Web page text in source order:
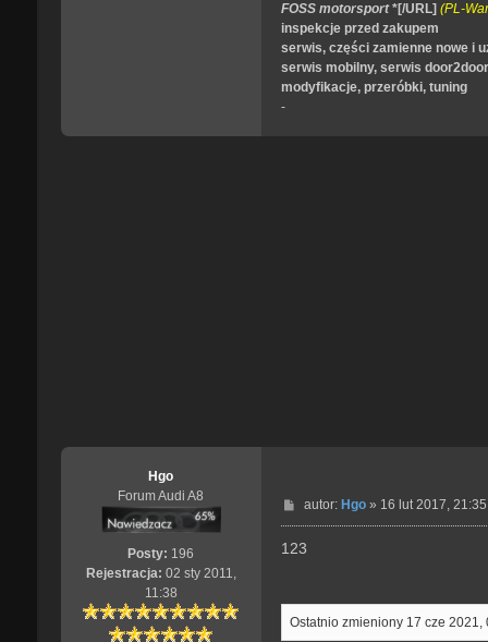
FOSS motorsport*[/URL] (PL-
inspekcje przed zakupem
serwis, części zamienne nowe i
serwis mobilny, serwis door2door
modyfikacje, przeróbki, tuning
-
Hgo
Forum Audi A8
Posty: 196
Rejestracja: 02 sty 2011,
11:38
P
o
s
autor: Hgo» 16 lut 2017, 21:35
123
Ostatnio zmieniony 17 cze 2021,